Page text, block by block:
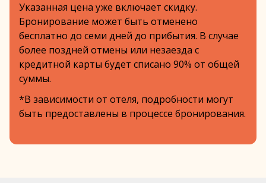
Указанная цена уже включает скидку.
Бронирование может быть отменено
бесплатно до семи дней до прибытия. В случае
более поздней отмены или незаезда с
кредитной карты будет списано 90% от общей
суммы.
*В зависимости от отеля, подробности могут
быть предоставлены в процессе бронирования.